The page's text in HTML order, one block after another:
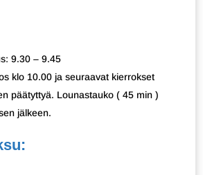
9.30 – 9.45
klo 10.00 ja seuraavat kierrokset
päätyttyä. Lounastauko ( 45 min )
jälkeen.